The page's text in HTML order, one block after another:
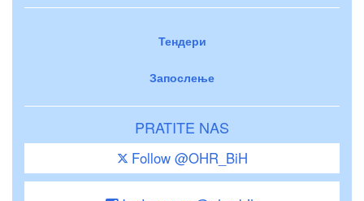
Тендери
Запослење
PRATITE NAS
Follow @OHR_BiH